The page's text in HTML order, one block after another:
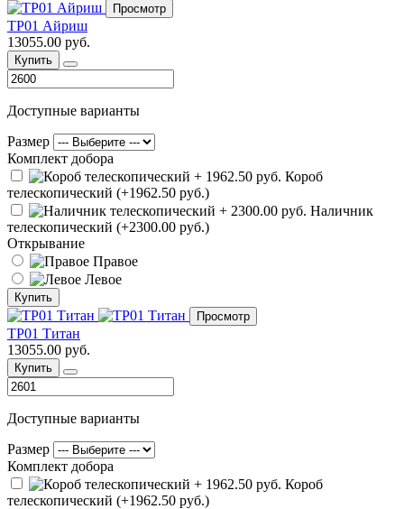
Просмотр
ТР01 Айриш
13055.00 руб.
Купить
Доступные варианты
Размер
Комплект добора
Короб
телескопический (+1962.50 руб.)
Наличник
телескопический (+2300.00 руб.)
Открывание
Правое
Левое
Купить
Просмотр
ТР01 Титан
13055.00 руб.
Купить
Доступные варианты
Размер
Комплект добора
Короб
телескопический (+1962.50 руб.)